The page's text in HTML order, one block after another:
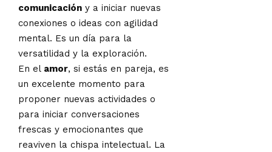
comunicación y a iniciar nuevas
conexiones o ideas con agilidad
mental. Es un día para la
versatilidad y la exploración.
En el amor, si estás en pareja, es
un excelente momento para
proponer nuevas actividades o
para iniciar conversaciones
frescas y emocionantes que
reaviven la chispa intelectual. La